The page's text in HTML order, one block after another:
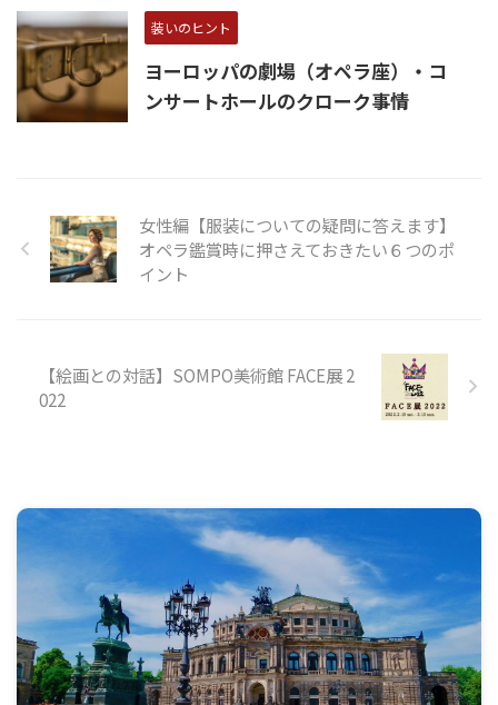
装いのヒント
ヨーロッパの劇場（オペラ座）・コ
ンサートホールのクローク事情
女性編【服装についての疑問に答えます】
オペラ鑑賞時に押さえておきたい６つのポ
イント
【絵画との対話】SOMPO美術館 FACE展 2
022